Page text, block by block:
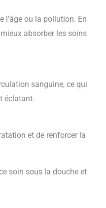
l’âge ou la pollution. En
absorber les soins
sanguine, ce qui
éclatant.
et de renforcer la
soin sous la douche et